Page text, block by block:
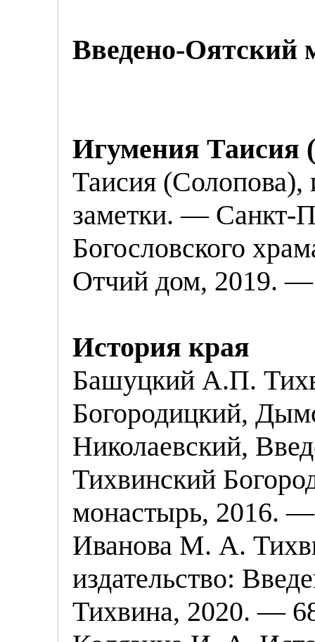
Введено-Оятский
Игумения Таисия
Таисия (Солопова),
заметки. — Санкт-
Богословского
Отчий дом, 2019. —
История края
Башуцкий А.П.
Богородицкий,
Николаевский,
Тихвинский
монастырь, 2016.
Иванова М. А.
издательство:
Тихвина, 2020. —